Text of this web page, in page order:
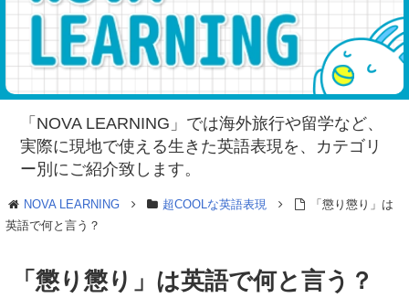
「NOVA LEARNING」では海外旅行や留学など、
実際に現地で使える生きた英語表現を、 カテゴリ
ー別にご紹介致します。
NOVA LEARNING 超COOLな英語表現
「懲り懲り」は
英語で何と言う？
「懲り懲り」は英語で何と言う？